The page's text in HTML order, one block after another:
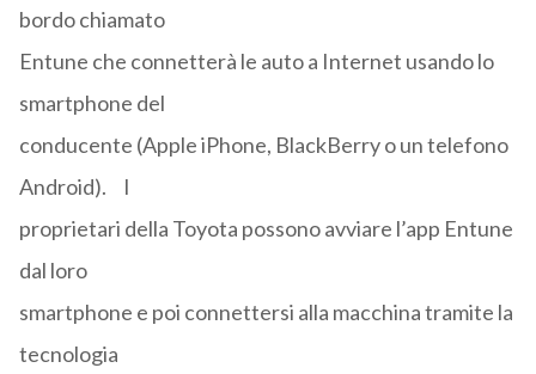
bordo chiamato
Entune che connetterà le auto a Internet usando lo
smartphone del
conducente (Apple iPhone, BlackBerry o un telefono
Android). I
proprietari della Toyota possono avviare l’app Entune
dal loro
smartphone e poi connettersi alla macchina tramite la
tecnologia